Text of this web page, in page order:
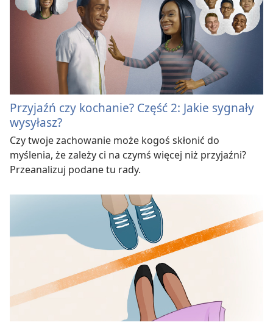
Przyjaźń czy kochanie? Część 2: Jakie sygnały
wysyłasz?
Czy twoje zachowanie może kogoś skłonić do
myślenia, że zależy ci na czymś więcej niż przyjaźni?
Przeanalizuj podane tu rady.